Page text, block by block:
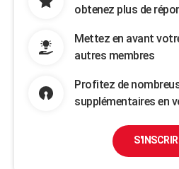
obtenez plus de
Mettez en avant
autres membres
Profitez de
supplémentaires en